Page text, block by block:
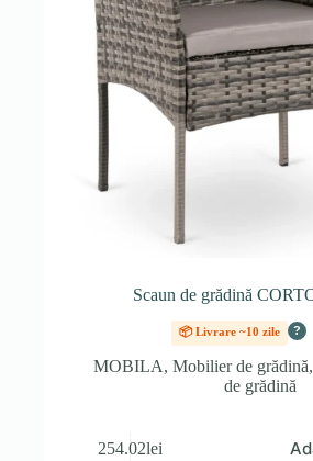
Scaun de grădină
📦 Livrare ~10 zile ?
MOBILA, Mobilier de grădină,
de grădină
254.02lei